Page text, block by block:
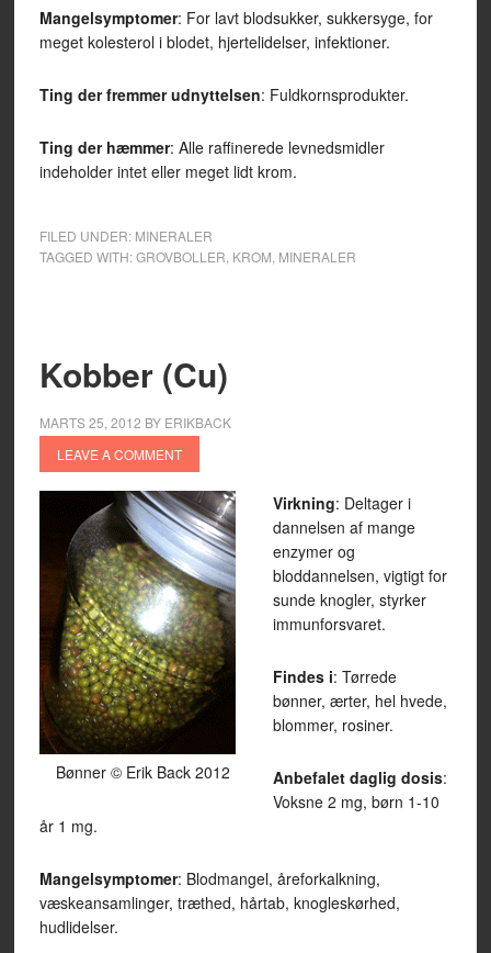
Mangelsymptomer: For lavt blodsukker, sukkersyge, for
meget kolesterol i blodet, hjertelidelser, infektioner.
Ting der fremmer udnyttelsen: Fuldkornsprodukter.
Ting der hæmmer: Alle raffinerede levnedsmidler
indeholder intet eller meget lidt krom.
FILED UNDER: MINERALER
TAGGED WITH:GROVBOLLER KROM MINERALER
Kobber (Cu)
MARTS 25, 2012 BY ERIKBACK
LEAVE A COMMENT
Bønner © Erik Back 2012
Virkning: Deltager i
dannelsen af mange
enzymer og
bloddannelsen, vigtigt for
sunde knogler, styrker
immunforsvaret.
Findes i: Tørrede
bønner, ærter, hel hvede,
blommer, rosiner.
Anbefalet daglig dosis:
Voksne 2 mg, børn 1-10
år 1 mg.
Mangelsymptomer: Blodmangel, åreforkalkning,
væskeansamlinger, træthed, hårtab, knogleskørhed,
hudlidelser.